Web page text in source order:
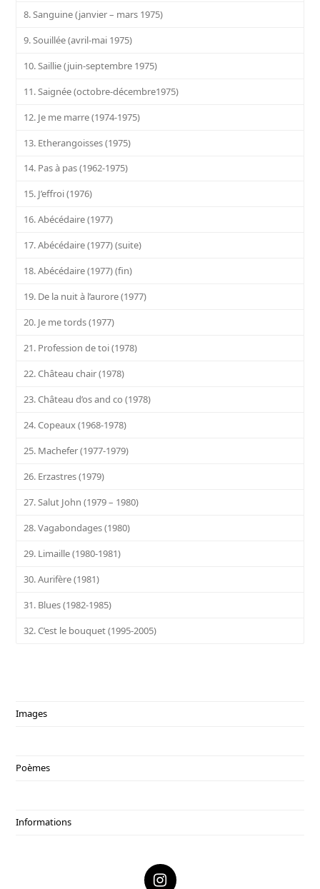
8. Sanguine (janvier – mars 1975)
9. Souillée (avril-mai 1975)
10. Saillie (juin-septembre 1975)
11. Saignée (octobre-décembre1975)
12. Je me marre (1974-1975)
13. Etherangoisses (1975)
14. Pas à pas (1962-1975)
15. J’effroi (1976)
16. Abécédaire (1977)
17. Abécédaire (1977) (suite)
18. Abécédaire (1977) (fin)
19. De la nuit à l’aurore (1977)
20. Je me tords (1977)
21. Profession de toi (1978)
22. Château chair (1978)
23. Château d’os and co (1978)
24. Copeaux (1968-1978)
25. Machefer (1977-1979)
26. Erzastres (1979)
27. Salut John (1979 – 1980)
28. Vagabondages (1980)
29. Limaille (1980-1981)
30. Aurifère (1981)
31. Blues (1982-1985)
32. C’est le bouquet (1995-2005)
Images
Poèmes
Informations